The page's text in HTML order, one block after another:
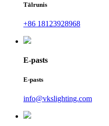
Tālrunis
+86 18123928968
E-pasts
E-pasts
info@vkslighting.com